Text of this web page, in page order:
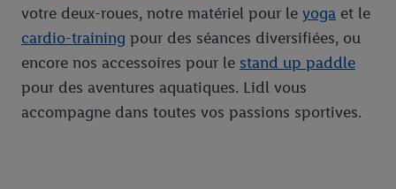
votre deux-roues, notre matériel pour le yoga et le
cardio-training pour des séances diversifiées, ou
encore nos accessoires pour le stand up paddle
pour des aventures aquatiques. Lidl vous
accompagne dans toutes vos passions sportives.